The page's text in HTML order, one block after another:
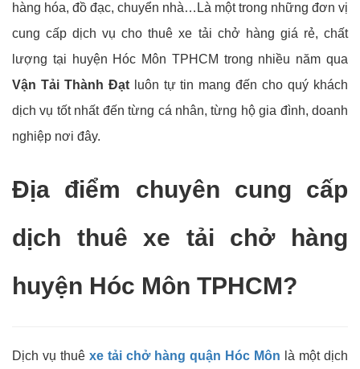
hàng hóa, đồ đạc, chuyển nhà…Là một trong những đơn vị
cung cấp dịch vụ cho thuê xe tải chở hàng giá rẻ, chất
lượng tại huyện Hóc Môn TPHCM trong nhiều năm qua
Vận Tải Thành Đạtluôn tự tin mang đến cho quý khách
dịch vụ tốt nhất đến từng cá nhân, từng hộ gia đình, doanh
nghiệp nơi đây.
Địa điểm chuyên cung cấp
dịch thuê xe tải chở hàng
huyện Hóc Môn TPHCM?
Dịch vụ thuê xe tải chở hàng quận Hóc Môn là một dịch